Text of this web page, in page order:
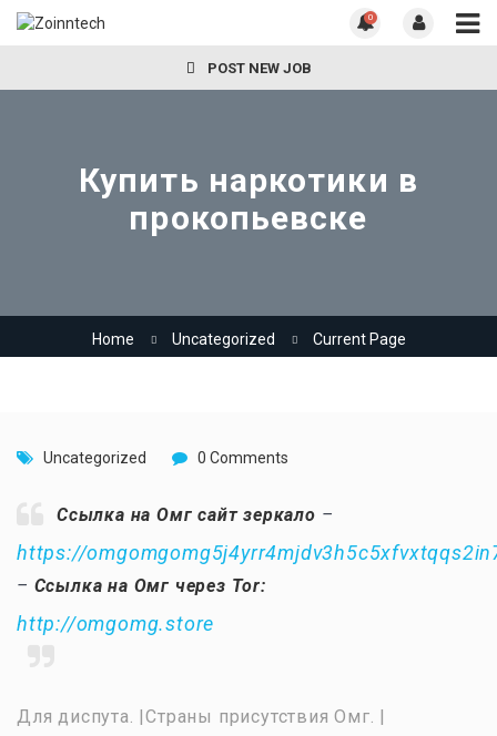
0
POST NEW JOB
Купить наркотики в
прокопьевске
Home Uncategorized Current Page
Uncategorized 0 Comments
Ссылка на Омг сайт зеркало –
https://
– Ссылка на Омг через Tor:
http://omgomg.store
Для диспута. |Страны присутствия Омг. |